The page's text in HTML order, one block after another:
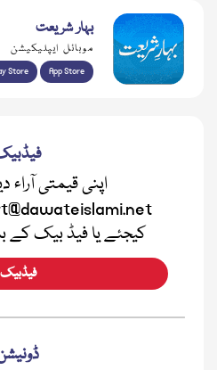
بہار شریعت
موبائل ایپلیکیشن
Store App Store
اپنی قیمتی
کیجئے یا فیڈ بیک کے
فیڈبیک